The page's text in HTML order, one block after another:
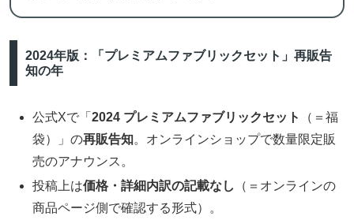
2024年版：「プレミアムファブリックセット」再販告
知の年
公式Xで「2024 プレミアムファブリックセット
（＝福
袋）」の再販告知。オンラインショップで数量限定販
売のアナウンス。
投稿上は価格・詳細内訳の記載なし
（＝オンラインの
商品ページ側で確認する形式）。